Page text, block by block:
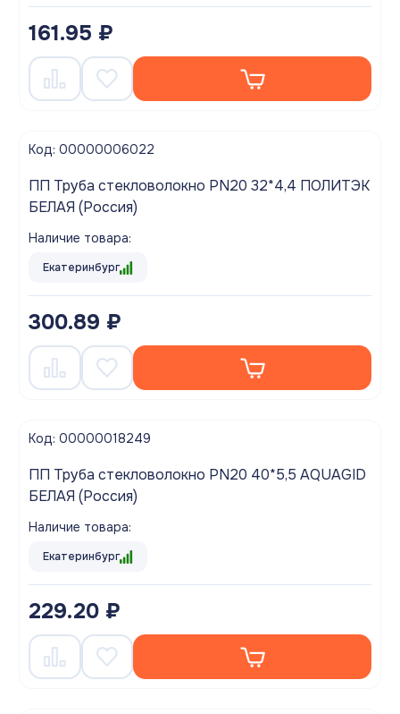
161.95 ₽
Код: 00000006022
ПП Труба стекловолокно PN20 32*4,4 ПОЛИТЭК
БЕЛАЯ (Россия)
Наличие товара:
Екатеринбург
300.89 ₽
Код: 00000018249
ПП Труба стекловолокно PN20 40*5,5 AQUAGID
БЕЛАЯ (Россия)
Наличие товара:
Екатеринбург
229.20 ₽